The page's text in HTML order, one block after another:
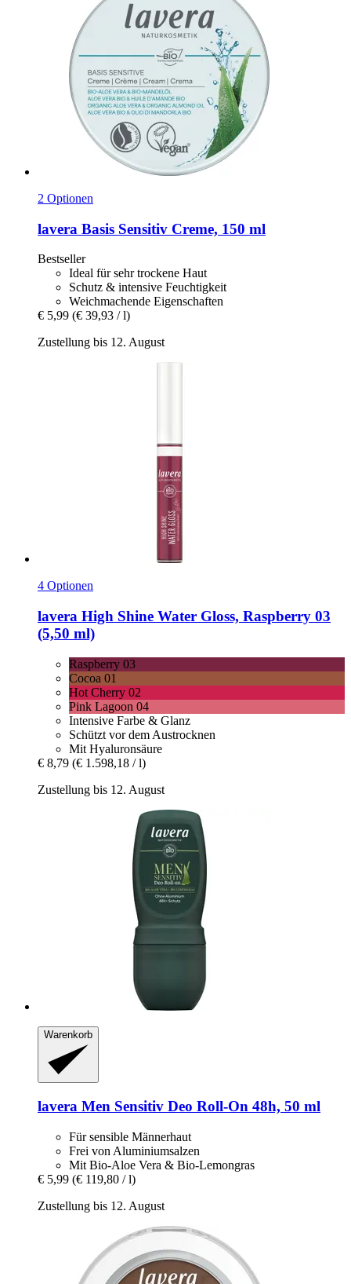
2 Optionen
lavera Basis Sensitiv Creme, 150 ml
Bestseller
Ideal für sehr trockene Haut
Schutz & intensive Feuchtigkeit
Weichmachende Eigenschaften
€ 5,99 (€ 39,93 / l)
Zustellung bis 12. August
4 Optionen
lavera High Shine Water Gloss, Raspberry 03
(5,50 ml)
Raspberry 03
Cocoa 01
Hot Cherry 02
Pink Lagoon 04
Intensive Farbe & Glanz
Schützt vor dem Austrocknen
Mit Hyaluronsäure
€ 8,79 (€ 1.598,18 / l)
Zustellung bis 12. August
Warenkorb
lavera Men Sensitiv Deo Roll-​On 48h, 50 ml
Für sensible Männerhaut
Frei von Aluminiumsalzen
Mit Bio-Aloe Vera & Bio-Lemongras
€ 5,99 (€ 119,80 / l)
Zustellung bis 12. August